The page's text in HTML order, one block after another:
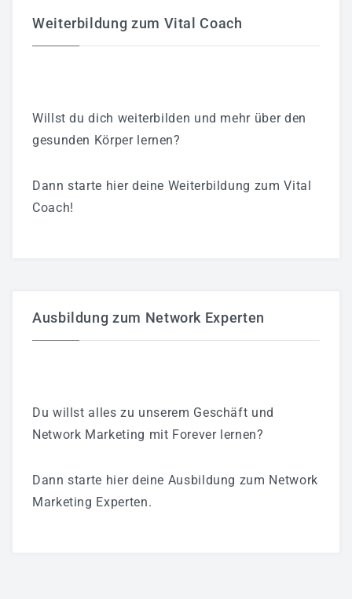
Weiterbildung zum Vital Coach
Willst du dich weiterbilden und mehr über den
gesunden Körper lernen?
Dann starte hier deine Weiterbildung zum Vital
Coach!
Ausbildung zum Network Experten
Du willst alles zu unserem Geschäft und
Network Marketing mit Forever lernen?
Dann starte hier deine Ausbildung zum Network
Marketing Experten.